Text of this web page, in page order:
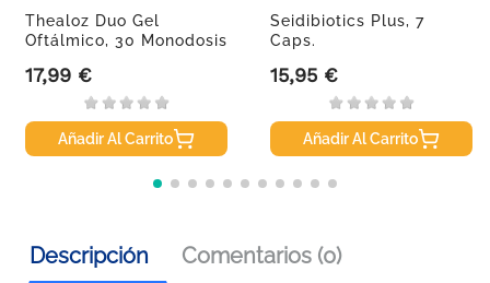
Thealoz Duo Gel
Oftálmico, 30 Monodosis
Precio
17,99 €
Añadir Al Carrito
Seidibiotics Plus, 7
Caps.
Precio
15,95 €
Añadir Al Carrito
Descripción Comentarios (0)